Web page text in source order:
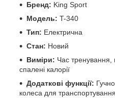
Бренд: King Sport
Модель: T-340
Тип: Електрична
Стан: Новий
Виміри: Час тренування,
спалені калорії
Додаткові функції:
колеса для